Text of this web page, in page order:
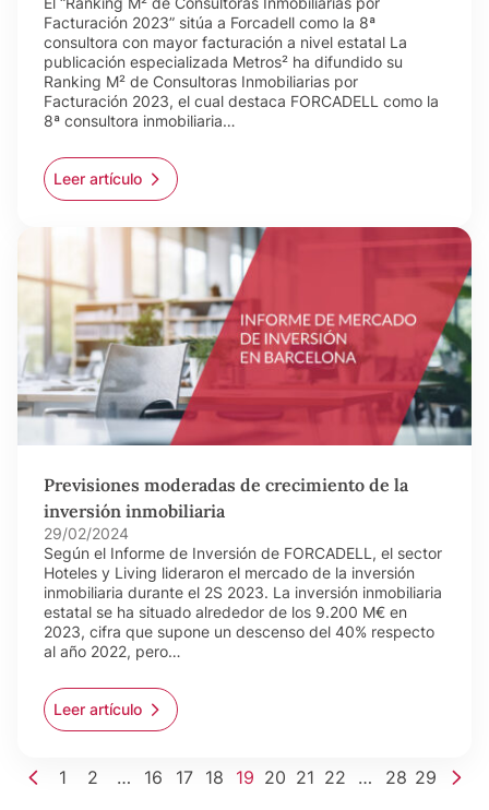
Facturación 2023” sitúa a Forcadell como la 8ª
consultora con mayor facturación a nivel estatal La
publicación especializada Metros² ha difundido su
Ranking M² de Consultoras Inmobiliarias por
Facturación 2023, el cual destaca FORCADELL como la
8ª consultora inmobiliaria…
Leer artículo
Previsiones moderadas de crecimiento de la
inversión inmobiliaria
29/02/2024
Según el Informe de Inversión de FORCADELL, el sector
Hoteles y Living lideraron el mercado de la inversión
inmobiliaria durante el 2S 2023. La inversión inmobiliaria
estatal se ha situado alrededor de los 9.200 M€ en
2023, cifra que supone un descenso del 40% respecto
al año 2022, pero…
Leer artículo
1 2 … 16 17 18 19 20 21 22 … 28 29